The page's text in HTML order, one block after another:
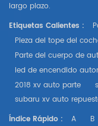
largo plazo.
Etiquetas Calientes :
Pieza del tope del
Parte del cuerpo de
led de encendido
2018 xv auto parte
subaru xv auto
Índice Rápido :
A B